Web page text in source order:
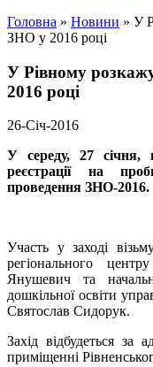
Головна » Новини » У
ЗНО у 2016 році
У Рівному
2016 році
26-Січ-2016
У середу, 27 січня,
реєстрації на
проведення ЗНО-2016.
Участь у заході
регіонального
Янушевич та
дошкільної освіти
Святослав Сидорук.
Захід відбудеться за
приміщенні